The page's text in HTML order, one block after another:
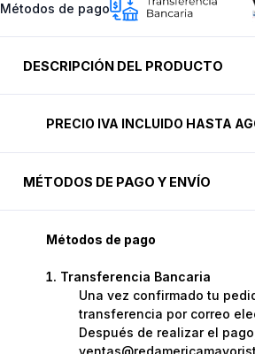
Métodos de pago
DESCRIPCIÓN DEL PRODUCTO
PRECIO IVA INCLUIDO HASTA
MÉTODOS DE PAGO Y ENVÍO
Métodos de pago
Transferencia Bancaria
Una vez confirmado tu
transferencia por correo
Después de realizar el